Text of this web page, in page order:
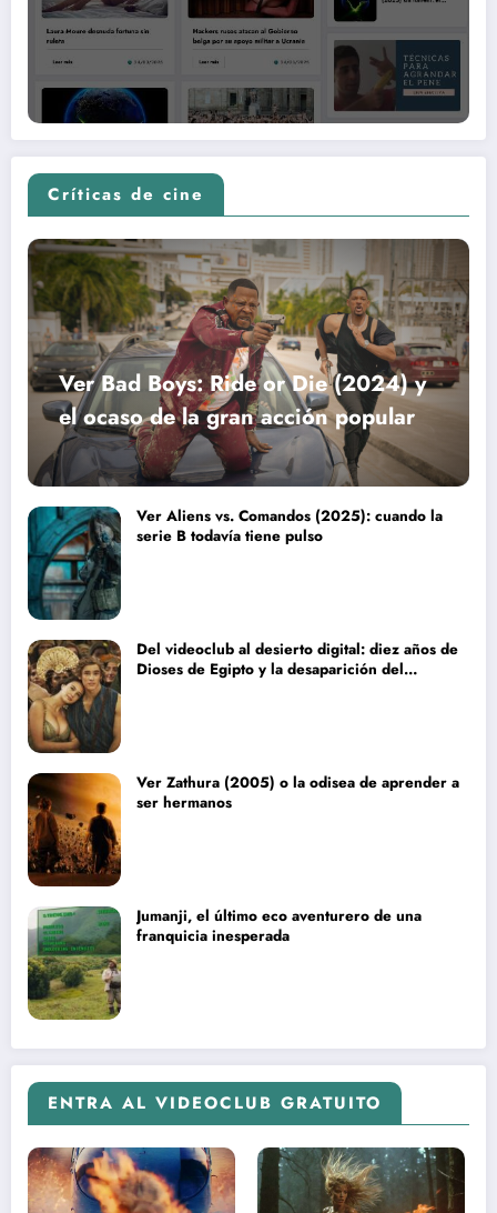
Críticas de cine
Ver Bad Boys: Ride or Die (2024) y
el ocaso de la gran acción popular
Ver Aliens vs. Comandos (2025): cuando la
serie B todavía tiene pulso
Del videoclub al desierto digital: diez años de
Dioses de Egipto y la desaparición del
Ver Zathura (2005) o la odisea de aprender a
ser hermanos
Jumanji, el último eco aventurero de una
franquicia inesperada
ENTRA AL VIDEOCLUB GRATUITO